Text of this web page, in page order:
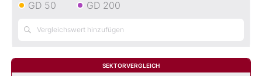
GD 50 GD 200
SEKTORVERGLEICH